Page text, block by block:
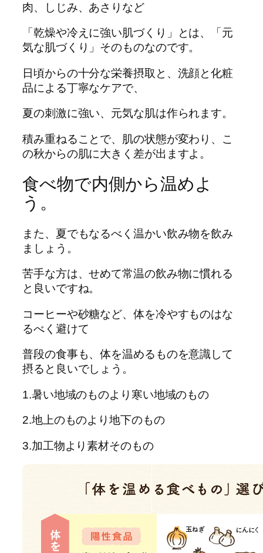
肉、しじみ、あさりなど
「乾燥や冷えに強い肌づくり」とは、「元
気な肌づくり」そのものなのです。
日頃からの十分な栄養摂取と、洗顔と化粧
品による丁寧なケアで、
夏の刺激に強い、元気な肌は作られます。
積み重ねることで、肌の状態が変わり、こ
の秋からの肌に大きく差が出ますよ。
食べ物で内側から温めよ
う。
また、夏でもなるべく温かい飲み物を飲み
ましょう。
苦手な方は、せめて常温の飲み物に慣れる
と良いですね。
コーヒーや砂糖など、体を冷やすものはな
るべく避けて
普段の食事も、体を温めるものを意識して
摂ると良いでしょう。
1.暑い地域のものより寒い地域のもの
2.地上のものより地下のもの
3.加工物より素材そのもの